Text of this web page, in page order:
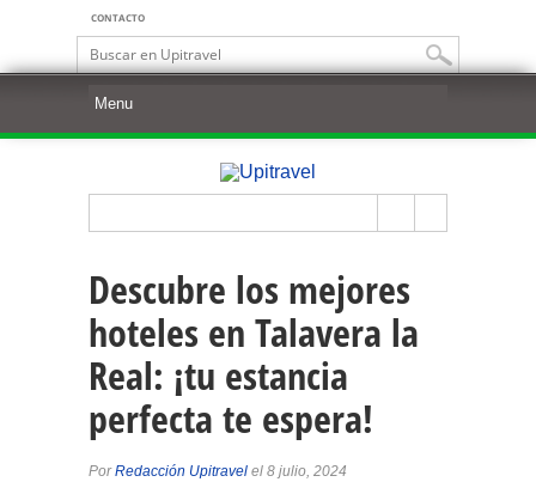
CONTACTO
Descubre los mejores
hoteles en Talavera la
Real: ¡tu estancia
perfecta te espera!
PorRedacción Upitravel el 8 julio, 2024